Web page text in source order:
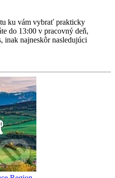
ku vám vybrať prakticky
do 13:00 v pracovný deň,
inak najneskôr nasledujúci